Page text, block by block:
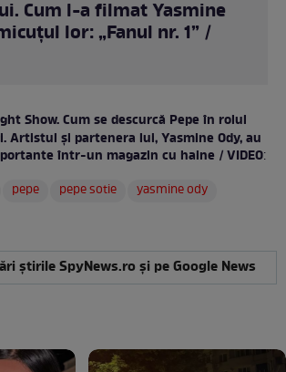
Cum l-a filmat Yasmine
lor: „Fanul nr. 1” /
Show. Cum se descurcă Pepe în rolul
Artistul și partenera lui, Yasmine Ody, au
într-un magazin cu haine / VIDEO:
pepe pepe sotie
yasmine ody
știrile SpyNews.ro și pe Google News